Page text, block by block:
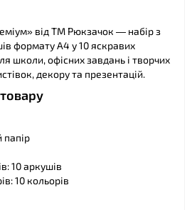
від ТМ Рюкзачок — набір з
формату А4 у 10 яскравих
школи, офісних завдань і творчих
декору та презентацій.
папір
10 аркушів
10 кольорів